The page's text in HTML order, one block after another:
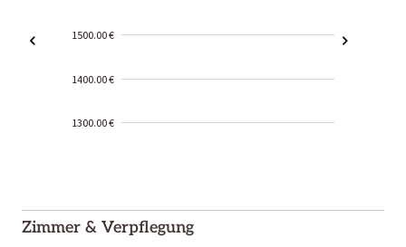
1500.00 €
1400.00 €
1300.00 €
01-02
Zimmer & Verpflegung